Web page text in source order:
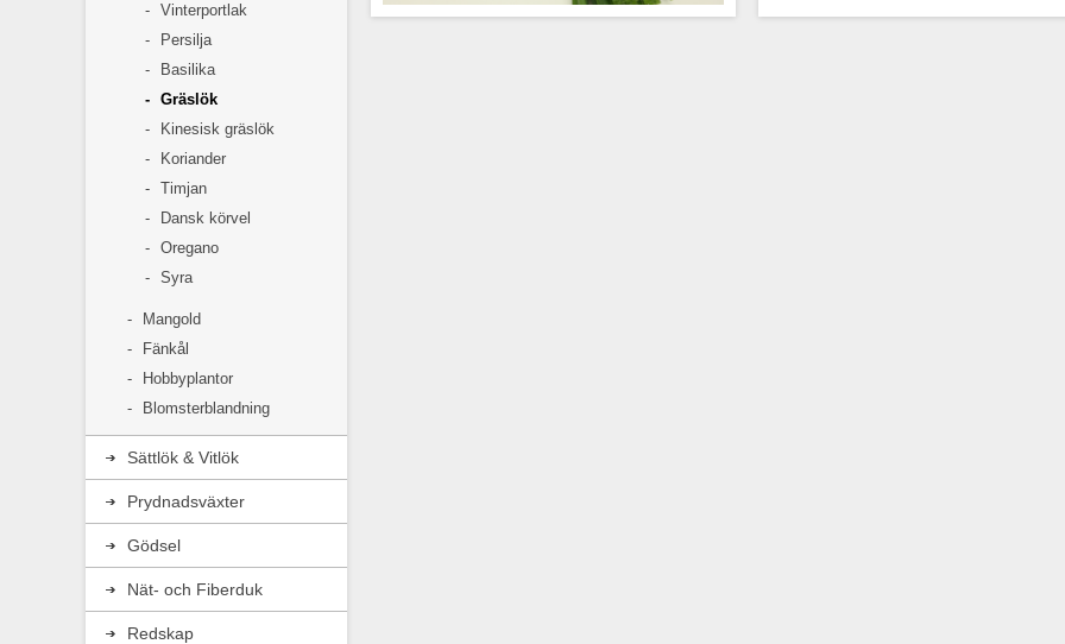
Vinterportlak
Persilja
Basilika
Gräslök
Kinesisk gräslök
Koriander
Timjan
Dansk körvel
Oregano
Syra
Mangold
Fänkål
Hobbyplantor
Blomsterblandning
Sättlök & Vitlök
Prydnadsväxter
Gödsel
Nät- och Fiberduk
Redskap